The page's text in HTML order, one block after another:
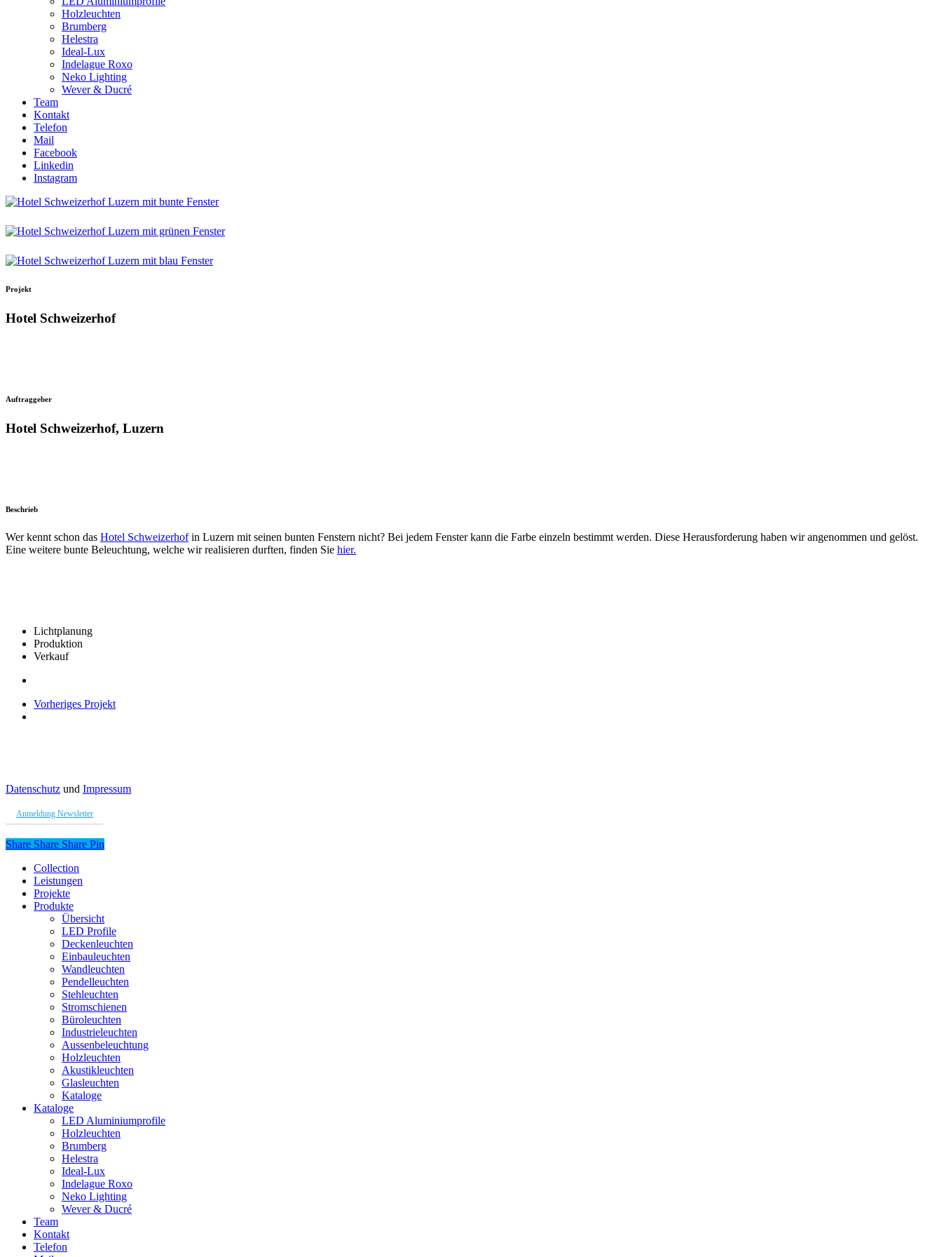
Holzleuchten
Brumberg
Helestra
Ideal-Lux
Indelague Roxo
Neko Lighting
Wever & Ducré
Team
Kontakt
Telefon
Mail
Facebook
Linkedin
Instagram
Projekt
Hotel Schweizerhof
Auftraggeber
Hotel Schweizerhof, Luzern
Beschrieb
Wer kennt schon das Hotel Schweizerhofin Luzern mit seinen bunten Fenstern nicht? Bei jedem Fenster kann die Farbe einzeln bestimmt werden. Diese Herausforderung haben wir angenommen und gelöst.
Eine weitere bunte Beleuchtung, welche wir realisieren durften, finden Sie hier.
Lichtplanung
Produktion
Verkauf
Vorheriges Projekt
Datenschutz und Impressum
Anmeldung Newsletter
Share
Share Share Share Pin
Close
Menu
Collection
Leistungen
Projekte
Produkte
Übersicht
LED Profile
Deckenleuchten
Einbauleuchten
Wandleuchten
Pendelleuchten
Stehleuchten
Stromschienen
Büroleuchten
Industrieleuchten
Aussenbeleuchtung
Holzleuchten
Akustikleuchten
Glasleuchten
Kataloge
Kataloge
LED Aluminiumprofile
Holzleuchten
Brumberg
Helestra
Ideal-Lux
Indelague Roxo
Neko Lighting
Wever & Ducré
Team
Kontakt
Telefon